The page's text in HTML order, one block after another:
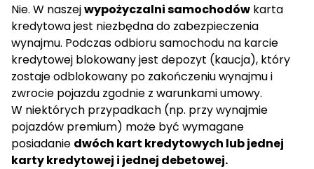
Nie. W naszejwypożyczalni samochodów karta
kredytowa jest niezbędna do zabezpieczenia
wynajmu. Podczas odbioru samochodu na karcie
kredytowej blokowany jest depozyt (kaucja), który
zostaje odblokowany po zakończeniu wynajmu i
zwrocie pojazdu zgodnie z warunkami umowy.
W niektórych przypadkach (np. przy wynajmie
pojazdów premium) może być wymagane
posiadanie dwóch kart kredytowych lub jednej
karty kredytowej i jednej debetowej.